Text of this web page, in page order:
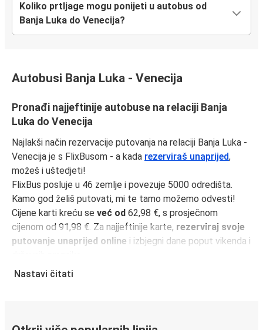
Koliko prtljage mogu ponijeti u autobus od
Banja Luka do Venecija?
Autobusi Banja Luka - Venecija
Pronađi najjeftinije autobuse na relaciji Banja
Luka do Venecija
Najlakši način rezervacije putovanja na relaciji Banja Luka -
Venecija je s FlixBusom - a kada rezerviraš unaprijed,
možeš i uštedjeti!
FlixBus posluje u 46 zemlje i povezuje 5000 odredišta.
Kamo god želiš putovati, mi te tamo možemo odvesti!
Cijene karti kreću se već od 62,98 €, s prosječnom
cijenom od 91,98 €. Za najjeftinije karte, rezerviraj svoje
putovanje unaprijed online i izbjegni dane poput vikenda i
Udaljenost između Banja Luka i Venecija je
aplikaciju. Svi tvoji podaci bit će spremljeni za sljedeće
Nastavi čitati